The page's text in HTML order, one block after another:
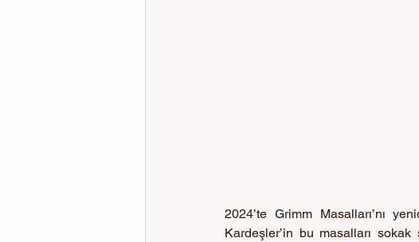
2024’te Grimm Masalları’nı
Kardeşler’in bu masalları sokak